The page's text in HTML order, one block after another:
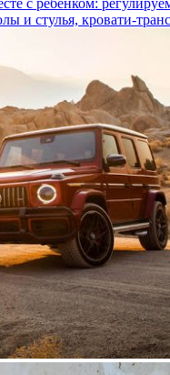
и стулья, кровати-